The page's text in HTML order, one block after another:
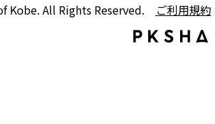
Kobe. All Rights Reserved. ご利用規約